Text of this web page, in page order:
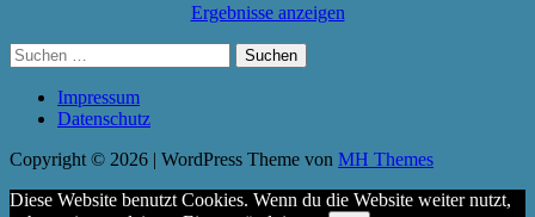
Ergebnisse anzeigen
Suchen
nach:
Impressum
Datenschutz
Copyright © 2026 | WordPress Theme von MH Themes
Diese Website benutzt Cookies. Wenn du die Website weiter nutzt,